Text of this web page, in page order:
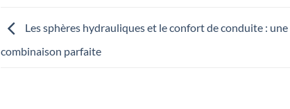
Les sphères hydrauliques et le confort de conduite : une
combinaison parfaite